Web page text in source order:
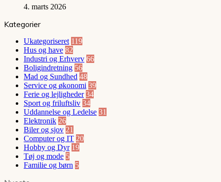
4. marts 2026
Kategorier
Ukategoriseret 119
Hus og have 82
Industri og Erhverv 66
Boligindretning 56
Mad og Sundhed 48
Service og økonomi 39
Ferie og lejligheder 34
Sport og friluftsliv 34
Uddannelse og Ledelse 31
Elektronik 26
Biler og sjov 21
Computer og IT 20
Hobby og Dyr 19
Tøj og mode 5
Familie og børn 5